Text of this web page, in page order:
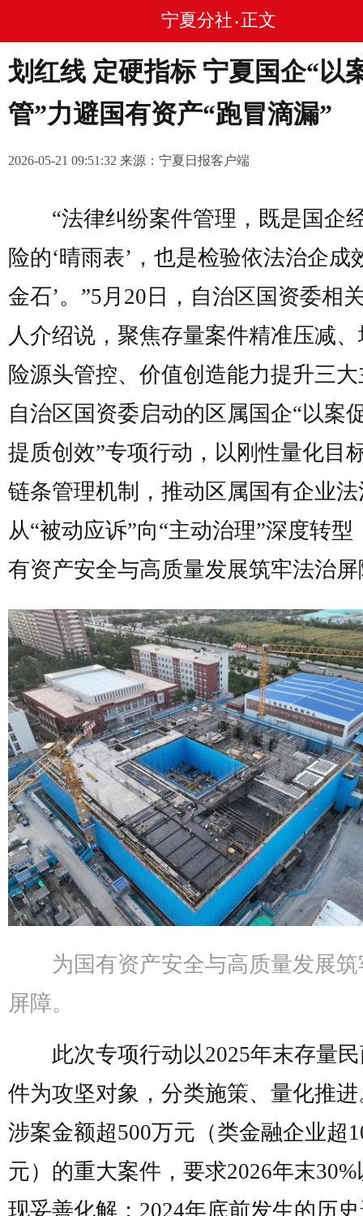
宁夏分社 • 正文
划红线 定硬指标 宁夏国企“以
管”力避国有资产“跑冒滴漏”
2026-05-21 09:51:32 来源：宁夏日报客户端
“法律纠纷案件管理，既是国企
险的‘晴雨表’，也是检验依法治企成
金石’。”5月20日，自治区国资委相
人介绍说，聚焦存量案件精准压减
险源头管控、价值创造能力提升三
自治区国资委启动的区属国企“以案
提质创效”专项行动，以刚性量化目
链条管理机制，推动区属国有企业
从“被动应诉”向“主动治理”深度转型
有资产安全与高质量发展筑牢法治
为国有资产安全与高质量发展筑
屏障。
此次专项行动以2025年末存量民
件为攻坚对象，分类施策、量化推
涉案金额超500万元（类金融企业超
元）的重大案件，要求2026年末
现妥善化解；2024年底前发生的历